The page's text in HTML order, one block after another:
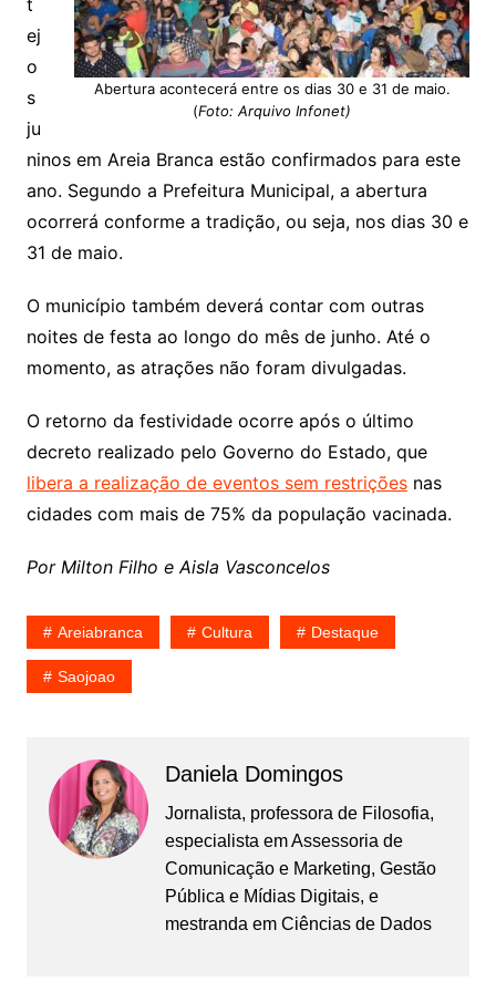
Abertura acontecerá entre os dias 30 e 31 de maio.
(Foto: Arquivo Infonet)
t
ej
o
s
ju
ninos em Areia Branca estão confirmados para este
ano. Segundo a Prefeitura Municipal, a abertura
ocorrerá conforme a tradição, ou seja, nos dias 30 e
31 de maio.
O município também deverá contar com outras
noites de festa ao longo do mês de junho. Até o
momento, as atrações não foram divulgadas.
O retorno da festividade ocorre após o último
decreto realizado pelo Governo do Estado, que
libera a realização de eventos sem restriçõesnas
cidades com mais de 75% da população vacinada.
Por Milton Filho e Aisla Vasconcelos
Areiabranca Cultura Destaque
Saojoao
Daniela Domingos
Jornalista, professora de Filosofia,
especialista em Assessoria de
Comunicação e Marketing, Gestão
Pública e Mídias Digitais, e
mestranda em Ciências de Dados